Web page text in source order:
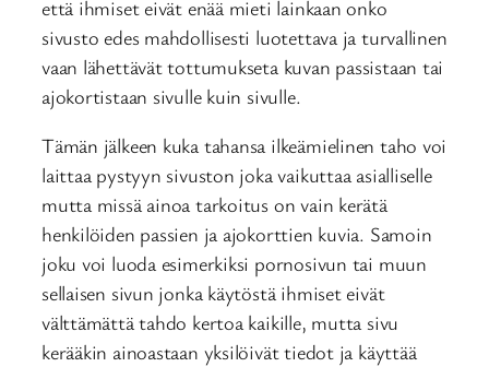
että ihmiset eivät enää mieti lainkaan onko
sivusto edes mahdollisesti luotettava ja turvallinen
vaan lähettävät tottumukseta kuvan passistaan tai
ajokortistaan sivulle kuin sivulle.
Tämän jälkeen kuka tahansa ilkeämielinen taho voi
laittaa pystyyn sivuston joka vaikuttaa asialliselle
mutta missä ainoa tarkoitus on vain kerätä
henkilöiden passien ja ajokorttien kuvia. Samoin
joku voi luoda esimerkiksi pornosivun tai muun
sellaisen sivun jonka käytöstä ihmiset eivät
välttämättä tahdo kertoa kaikille, mutta sivu
kerääkin ainoastaan yksilöivät tiedot ja käyttää